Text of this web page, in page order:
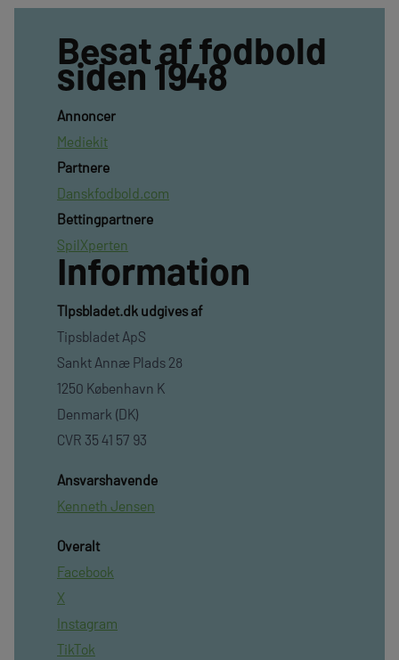
Besat af fodbold
siden 1948
Annoncer
Mediekit
Partnere
Danskfodbold.com
Bettingpartnere
SpilXperten
Information
TIpsbladet.dk udgives af
Tipsbladet ApS
Sankt Annæ Plads 28
1250 København K
Denmark (DK)
CVR 35 41 57 93
Ansvarshavende
Kenneth Jensen
Overalt
Facebook
X
Instagram
TikTok